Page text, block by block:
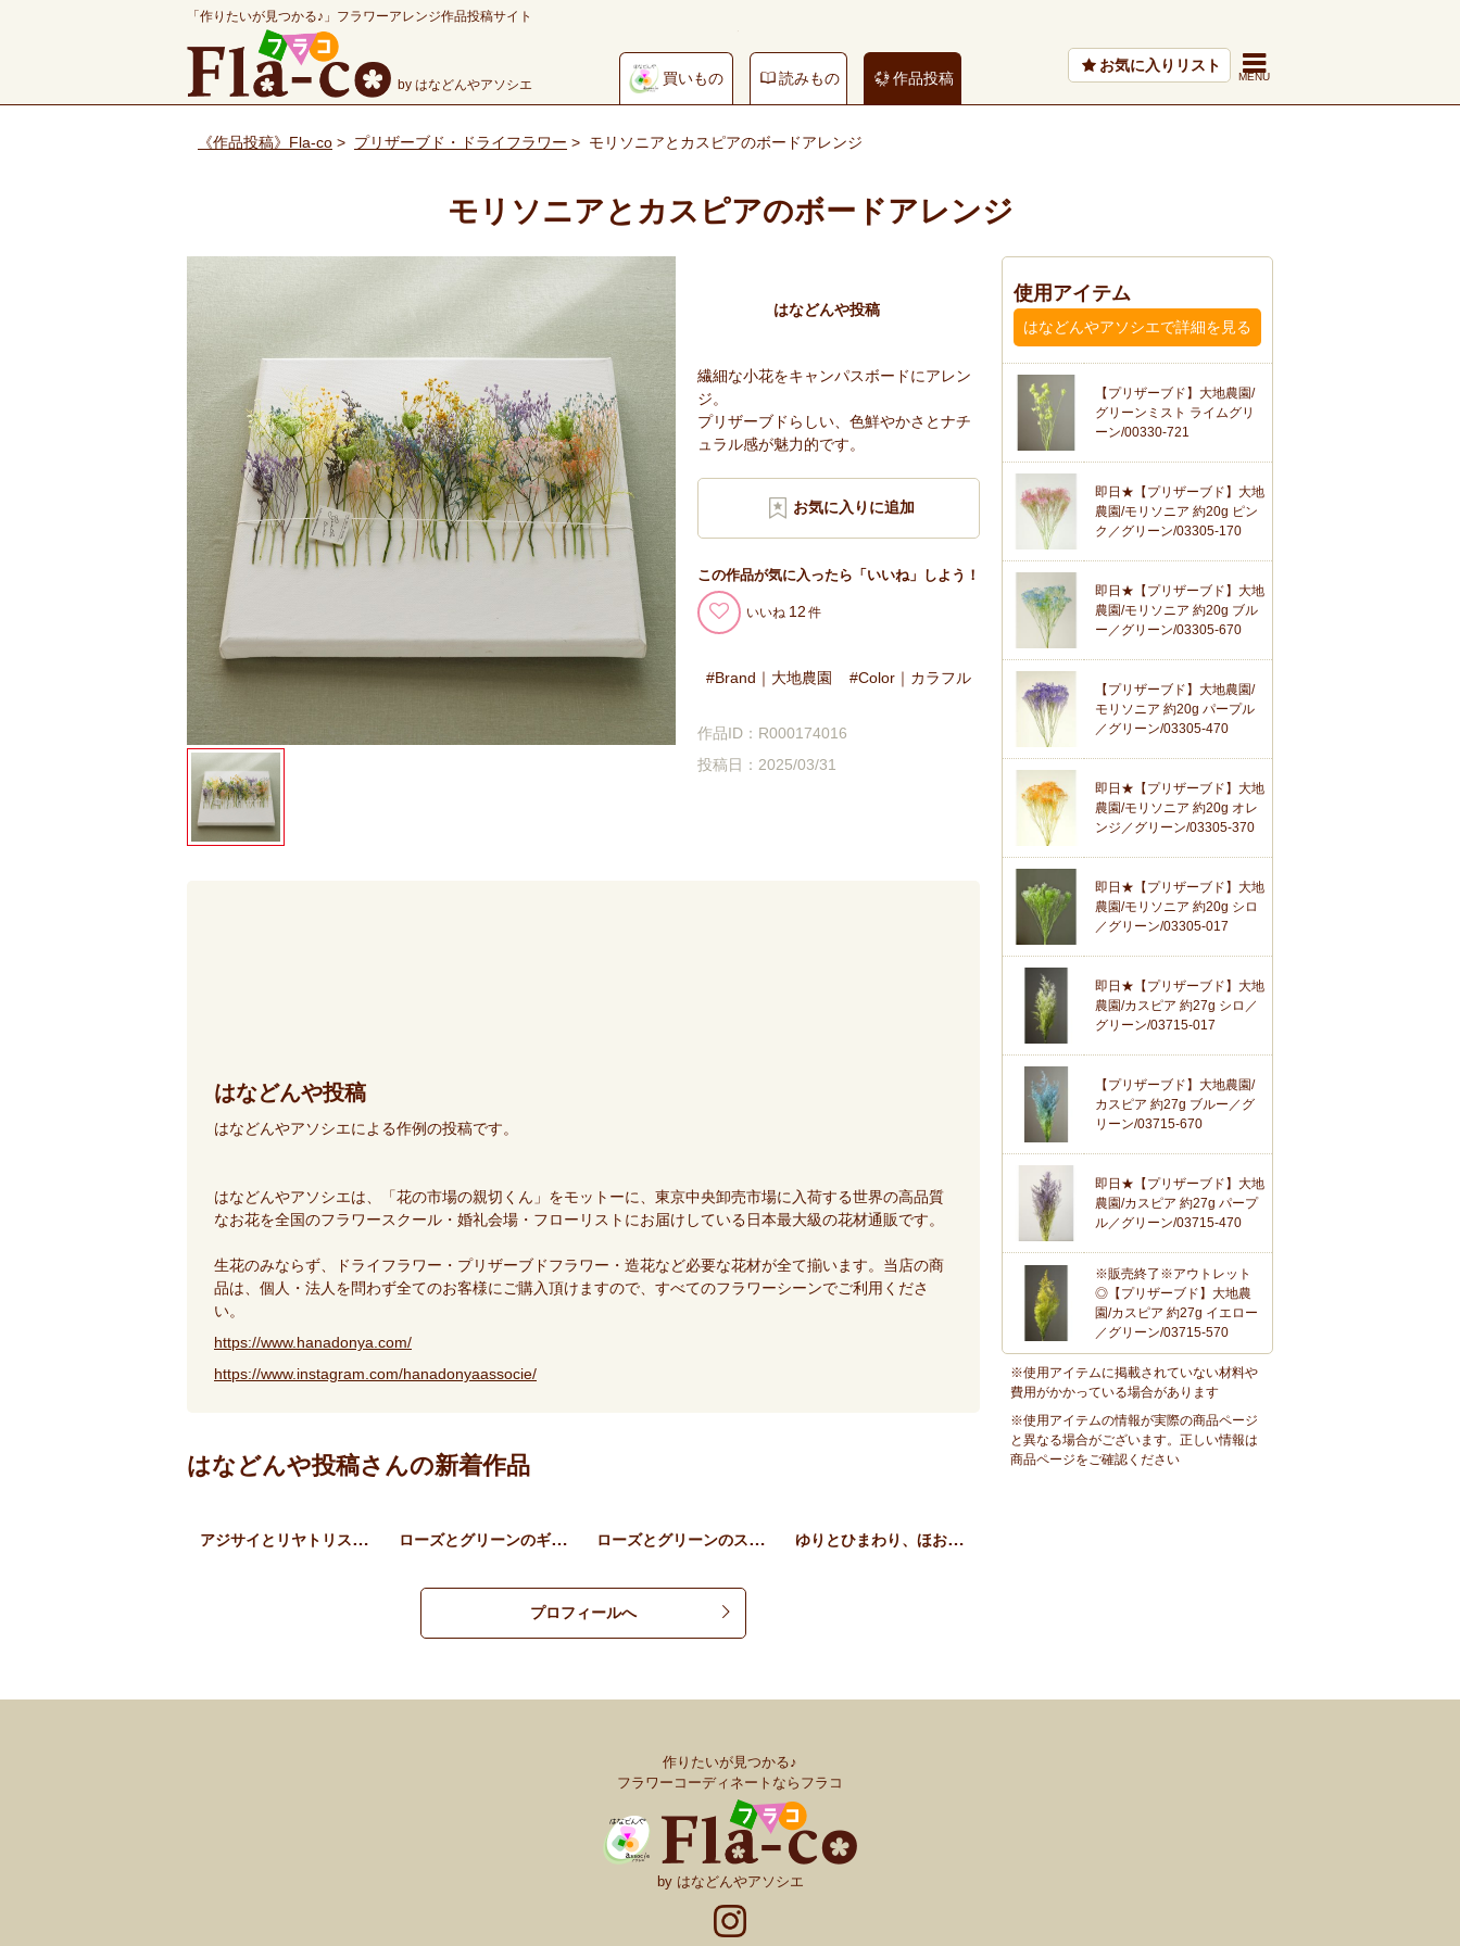
「作りたいが見つかる♪」フラワーアレンジ作品投稿サイト
by はなどんやアソシエ 買いもの 読みもの 作品投稿
お気に入りリスト
《作品投稿》Fla-co > プリザーブド・ドライフラワー > モリソニアとカスピアのボードアレンジ
モリソニアとカスピアのボードアレンジ
はなどんや投稿
繊細な小花をキャンパスボードにアレン
ジ。
プリザーブドらしい、色鮮やかさとナチ
ュラル感が魅力的です。
この作品が気に入ったら「いいね」しよう！
いいね 12
Brand｜大地農園 Color｜カラフル
作品ID：R000174016
投稿日：2025/03/31
はなどんや投稿
はなどんやアソシエによる作例の投稿です。
はなどんやアソシエは、「花の市場の親切くん」をモットーに、東京中央卸売市場に入荷する世界の高品質
なお花を全国のフラワースクール・婚礼会場・フローリストにお届けしている日本最大級の花材通販です。
生花のみならず、ドライフラワー・プリザーブドフラワー・造花など必要な花材が全て揃います。当店の商
品は、個人・法人を問わず全てのお客様にご購入頂けますので、すべてのフラワーシーンでご利用くださ
い。
https://www.hanadonya.com/
https://www.instagram.com/hanadonyaassocie/
はなどんや投稿さんの新着作品
アジサイとリヤトリス、草花… ローズとグリーンのギフトア… ローズとグリーンのスタンデ… ゆりとひまわり、ほおずきの…
プロフィールへ
使用アイテム
はなどんやアソシエで詳細を見る
【プリザーブド】大地農園/
グリーンミスト ライムグリ
ーン/00330-721
即日★【プリザーブド】大地
農園/モリソニア 約20g ピン
ク／グリーン/03305-170
即日★【プリザーブド】大地
農園/モリソニア 約20g ブル
ー／グリーン/03305-670
【プリザーブド】大地農園/
モリソニア 約20g パープル
／グリーン/03305-470
即日★【プリザーブド】大地
農園/モリソニア 約20g オレ
ンジ／グリーン/03305-370
即日★【プリザーブド】大地
農園/モリソニア 約20g シロ
／グリーン/03305-017
即日★【プリザーブド】大地
農園/カスピア 約27g シロ／
グリーン/03715-017
【プリザーブド】大地農園/
カスピア 約27g ブルー／グ
リーン/03715-670
即日★【プリザーブド】大地
農園/カスピア 約27g パープ
ル／グリーン/03715-470
※販売終了※アウトレット
◎【プリザーブド】大地農
園/カスピア 約27g イエロー
／グリーン/03715-570
※使用アイテムに掲載されていない材料や
費用がかかっている場合があります
※使用アイテムの情報が実際の商品ページ
と異なる場合がございます。正しい情報は
商品ページをご確認ください
作りたいが見つかる♪
フラワーコーディネートならフラコ
by はなどんやアソシエ